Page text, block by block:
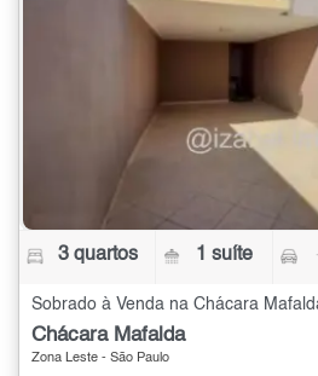
3 quartos 1 suíte
Sobrado à Venda na Chácara
Chácara Mafalda
Zona Leste - São Paulo